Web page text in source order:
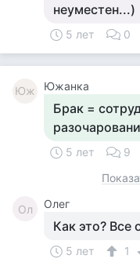
неуместен...)
5 лет 0
Юж Южанка
Брак =
5 лет 9
Ол Олег
Как это? Все
5 лет 1